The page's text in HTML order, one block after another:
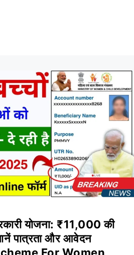
योजना: ₹11,000 की
पात्रता और आवेदन